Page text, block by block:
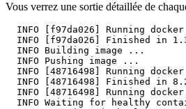
Vous verrez une sortie détaillée de
INFO [f97da026] Running docker
INFO [f97da026] Finished in
  INFO Building image ...
  INFO Pushing image ...
INFO [48716498] Running docker
INFO [48716498] Finished in
INFO [48716498] Running docker
INFO Waiting for healthy